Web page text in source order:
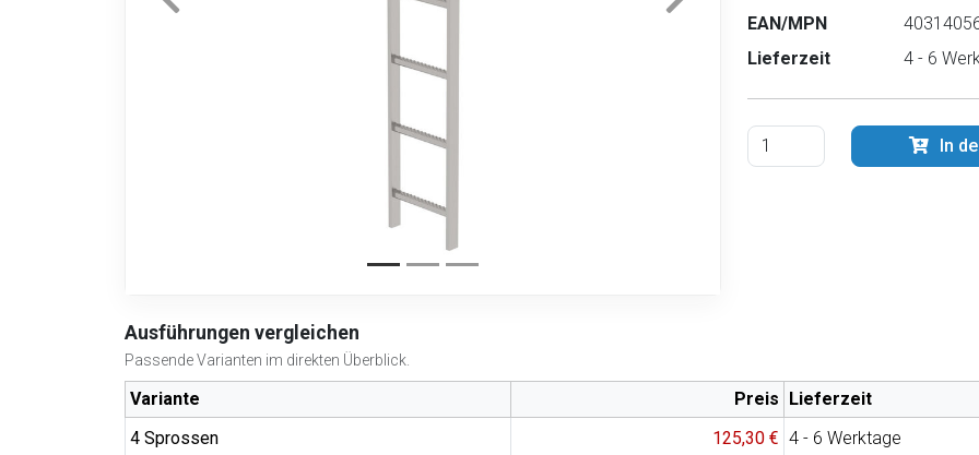
EAN/MPN
Lieferzeit
4 - 6
In
Ausführungen vergleichen
Passende Varianten im direkten Überblick.
Variante Preis Lieferzeit
4 Sprossen
125,30 € 4 - 6 Werktage